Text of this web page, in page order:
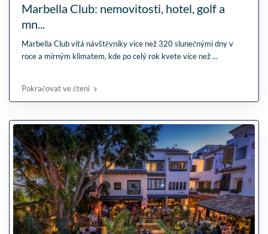
Marbella Club: nemovitosti, hotel, golf a
mn...
Marbella Club vítá návštěvníky více než 320 slunečnými dny v
roce a mírným klimatem, kde po celý rok kvete více než...
Pokračovat ve čtení